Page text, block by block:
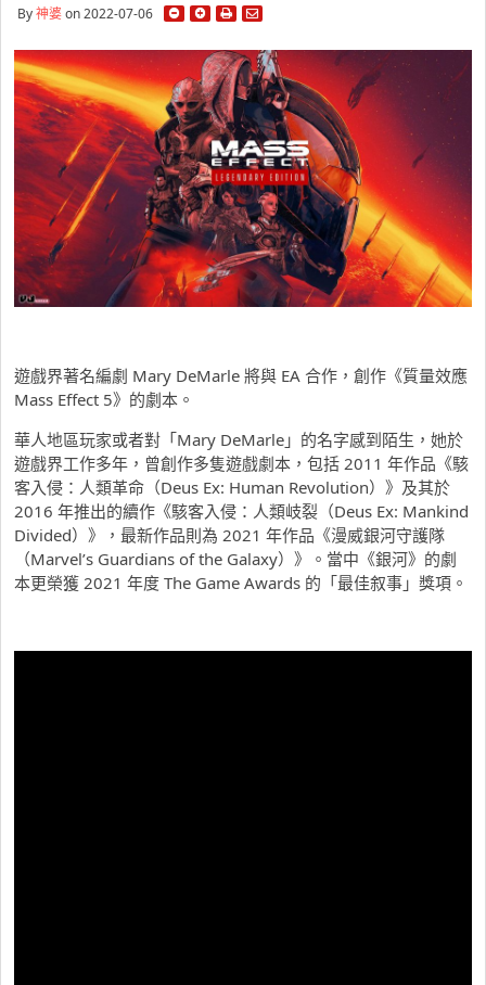
By神婆on 2022-07-06
遊戲界著名編劇 Mary DeMarle 將與 EA 合作，創作《質量效應
Mass Effect 5》的劇本。
華人地區玩家或者對「Mary DeMarle」的名字感到陌生，她於
遊戲界工作多年，曾創作多隻遊戲劇本，包括 2011 年作品《駭
客入侵：人類革命（Deus Ex: Human Revolution）》及其於
2016 年推出的續作《駭客入侵：人類岐裂（Deus Ex: Mankind
Divided）》，最新作品則為 2021 年作品《漫威銀河守護隊
（Marvel’s Guardians of the Galaxy）》。當中《銀河》的劇
本更榮獲 2021 年度 The Game Awards 的「最佳叙事」獎項。